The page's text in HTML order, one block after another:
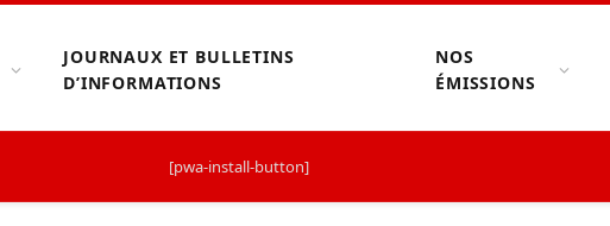
JOURNAUX ET BULLETINS
D’INFORMATIONS
NOS
ÉMISSIONS
[pwa-install-button]